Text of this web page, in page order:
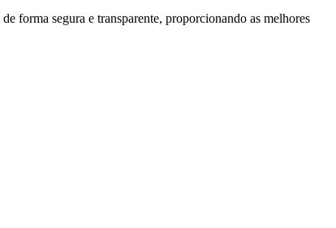
forma segura e transparente, proporcionando as melhores